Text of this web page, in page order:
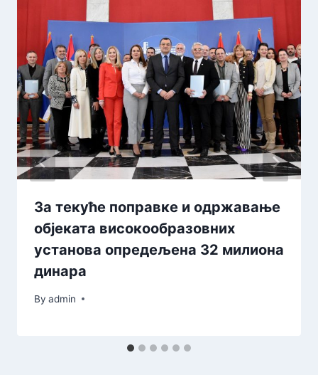
За текуће поправке и одржавање
објеката високообразовних
установа опредељена 32 милиона
динара
By admin